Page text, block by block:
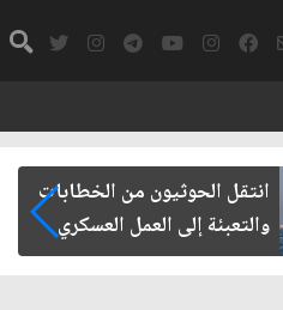
انتقل الحوثيون من الخطابات
والتعبئة إلى العمل العسكري